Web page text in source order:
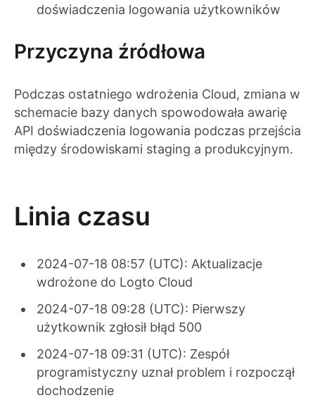
doświadczenia logowania użytkowników
Przyczyna źródłowa
Podczas ostatniego wdrożenia Cloud, zmiana w
schemacie bazy danych spowodowała awarię
API doświadczenia logowania podczas przejścia
między środowiskami staging a produkcyjnym.
Linia czasu
2024-07-18 08:57 (UTC): Aktualizacje
wdrożone do Logto Cloud
2024-07-18 09:28 (UTC): Pierwszy
użytkownik zgłosił błąd 500
2024-07-18 09:31 (UTC): Zespół
programistyczny uznał problem i rozpoczął
dochodzenie